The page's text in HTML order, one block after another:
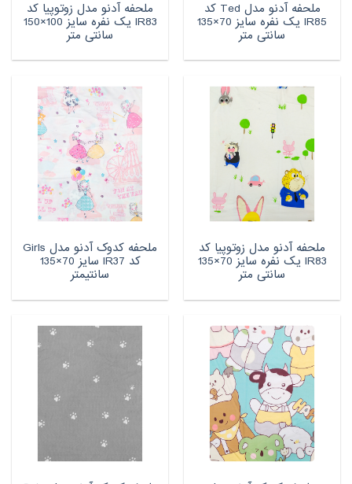
ملحفه آدنو مدل Ted کد
IR85 یک نفره سایز 70×135
سانتی متر
ملحفه آدنو مدل زوتوپیا کد
IR83 یک نفره سایز 100×150
سانتی متر
ملحفه آدنو مدل زوتوپیا کد
IR83 یک نفره سایز 70×135
سانتی متر
ملحفه کدوک آدنو مدل Girls
کد IR37 سایز 70×135
سانتیمتر